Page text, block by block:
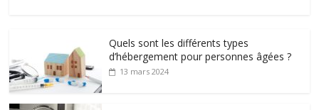
Quels sont les différents types
d’hébergement pour personnes âgées ?
13 mars 2024